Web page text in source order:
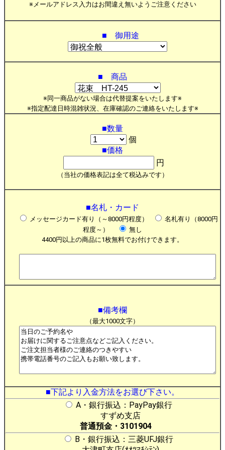
※メールアドレス入力はお間違え無いようご注意ください
■ 御用途
■ 商品
※同一商品がない場合は代替提案をいたします※
※指定配達日時混雑状況、在庫確認のご連絡をいたします※
■数量
個
■価格
円
（当社の価格表記は全て税込みです）
■名札・カード
メッセージカード有り（～8000円程度）
名札有り（8000円
程度～）
無し
4400円以上の商品に1枚無料でお付けできます。
■備考欄
（最大1000文字）
■下記より入金方法をお選び下さい。
A・銀行振込：PayPay銀行
すずめ支店
普通預金・3101904
B・銀行振込：三菱UFJ銀行